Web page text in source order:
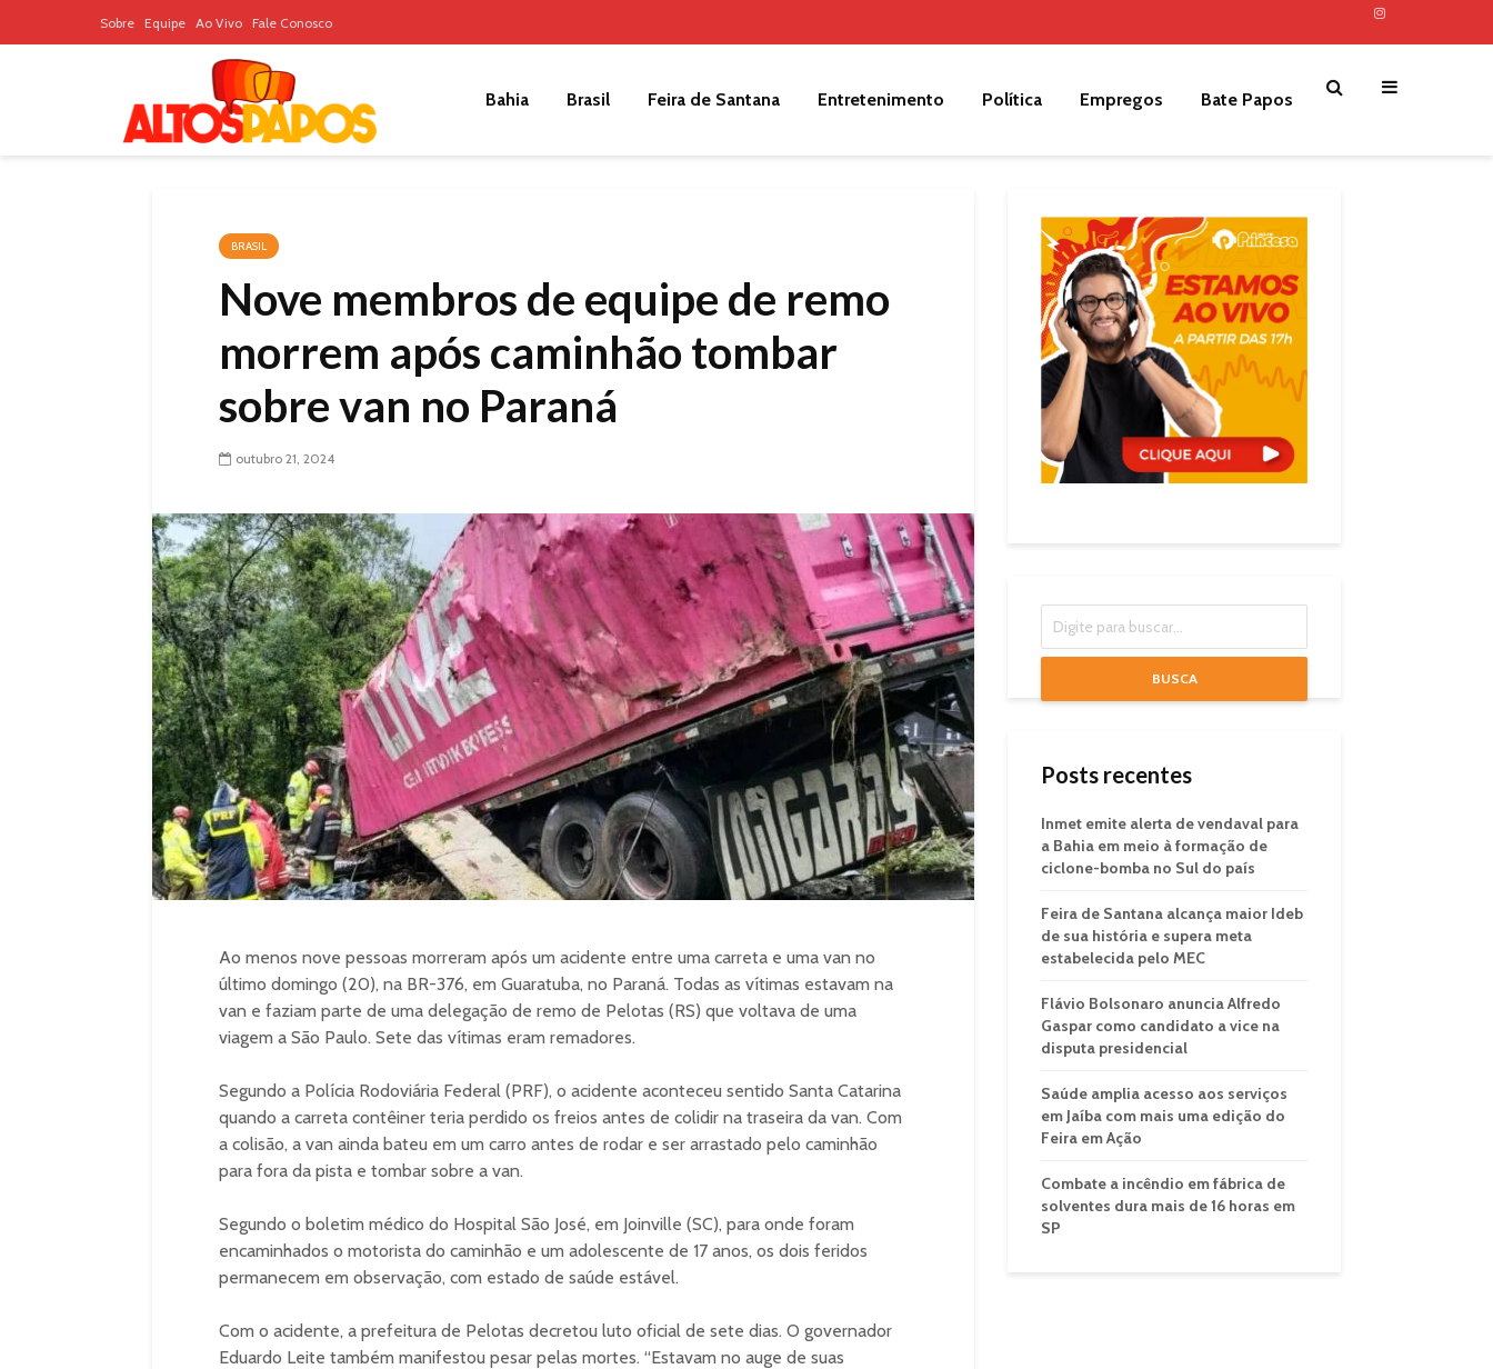
Sobre Equipe Ao Vivo Fale Conosco
Bahia Brasil Feira de Santana Entretenimento Política Empregos Bate Papos
BRASIL
Nove membros de equipe de remo
morrem após caminhão tombar
sobre van no Paraná
outubro 21, 2024
Ao menos nove pessoas morreram após um acidente entre uma carreta e uma van no
último domingo (20), na BR-376, em Guaratuba, no Paraná. Todas as vítimas estavam na
van e faziam parte de uma delegação de remo de Pelotas (RS) que voltava de uma
viagem a São Paulo. Sete das vítimas eram remadores.
Segundo a Polícia Rodoviária Federal (PRF), o acidente aconteceu sentido Santa Catarina
quando a carreta contêiner teria perdido os freios antes de colidir na traseira da van. Com
a colisão, a van ainda bateu em um carro antes de rodar e ser arrastado pelo caminhão
para fora da pista e tombar sobre a van.
Segundo o boletim médico do Hospital São José, em Joinville (SC), para onde foram
encaminhados o motorista do caminhão e um adolescente de 17 anos, os dois feridos
permanecem em observação, com estado de saúde estável.
Com o acidente, a prefeitura de Pelotas decretou luto oficial de sete dias. O governador
Eduardo Leite também manifestou pesar pelas mortes. “Estavam no auge de suas
BUSCA
Posts recentes
Inmet emite alerta de vendaval para
a Bahia em meio à formação de
ciclone-bomba no Sul do país
Feira de Santana alcança maior Ideb
de sua história e supera meta
estabelecida pelo MEC
Flávio Bolsonaro anuncia Alfredo
Gaspar como candidato a vice na
disputa presidencial
Saúde amplia acesso aos serviços
em Jaíba com mais uma edição do
Feira em Ação
Combate a incêndio em fábrica de
solventes dura mais de 16 horas em
SP